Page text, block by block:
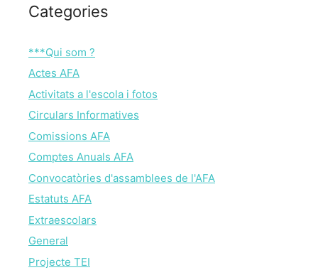
Categories
***Qui som ?
Actes AFA
Activitats a l'escola i fotos
Circulars Informatives
Comissions AFA
Comptes Anuals AFA
Convocatòries d'assamblees de l'AFA
Estatuts AFA
Extraescolars
General
Projecte TEI